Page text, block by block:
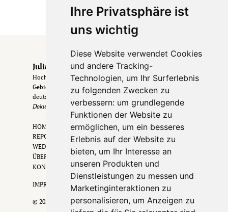
Ihre Privatsphäre ist
uns wichtig
Diese Website verwendet Cookies
und andere Tracking-
Technologien, um Ihr Surferlebnis
zu folgenden Zwecken zu
verbessern: um grundlegende
Funktionen der Website zu
ermöglichen, um ein besseres
Erlebnis auf der Website zu
bieten, um Ihr Interesse an
unseren Produkten und
Dienstleistungen zu messen und
Marketinginteraktionen zu
personalisieren, um Anzeigen zu
Julia & Erik
Hochzeitsfotografen aus Frankfurt & dem Rhein-Main-
Gebiet
. Hochzeiten in Frankfurt, im Rheingau &
deutschlandweit.
Dokumentarisch. Zeitlos. Echt.
HOME
REPORTAGEN
WEDDING FILM
ÜBER UNS
KONTAKT
IMPRESSUM • DATENSCHUTZ
© 2026